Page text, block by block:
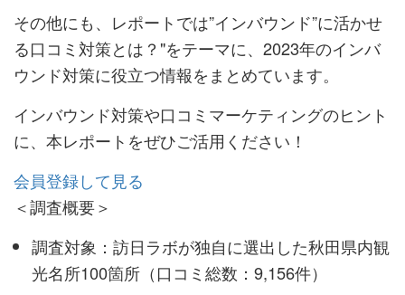
その他にも、レポートでは”インバウンド”に活かせ
る口コミ対策とは？"をテーマに、2023年のインバ
ウンド対策に役立つ情報をまとめています。
インバウンド対策や口コミマーケティングのヒント
に、本レポートをぜひご活用ください！
会員登録して見る
＜調査概要＞
調査対象：訪日ラボが独自に選出した秋田県内観
光名所100箇所（口コミ総数：9,156件）